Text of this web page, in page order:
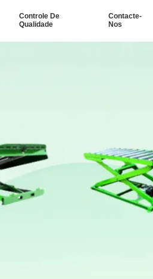
Controle De
Qualidade
Contacte-
Nos